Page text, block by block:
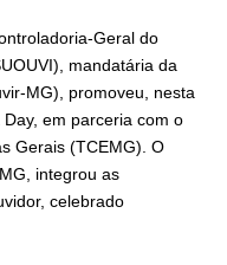
Geral do
mandatária da
MG), promoveu, nesta
em parceria com o
Gerais (TCEMG). O
integrou as
celebrado